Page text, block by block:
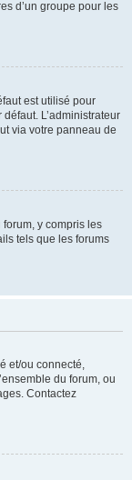
d’un groupe pour les
est utilisé pour
L’administrateur
via votre panneau de
y compris les
tels que les forums
et/ou connecté,
du forum, ou
Contactez